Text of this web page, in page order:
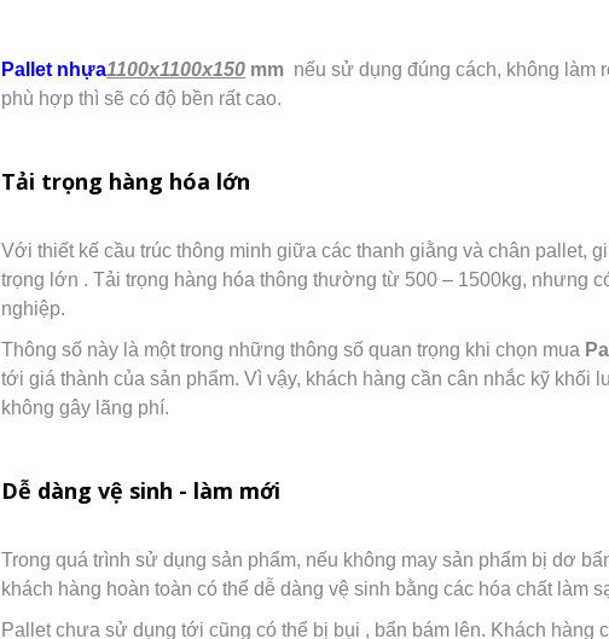
Pallet nhựa1100x1100x150 mm nếu sử dụng đúng cách, không làm
phù hợp thì sẽ có độ bền rất cao.
Tải trọng hàng hóa lớn
Với thiết kế cầu trúc thông minh giữa các thanh giằng và chân pallet,
trọng lớn . Tải trọng hàng hóa thông thường từ 500 – 1500kg, nhưng
nghiệp.
Thông số này là một trong những thông số quan trọng khi chọn mua
tới giá thành của sản phẩm. Vì vậy, khách hàng cần cân nhắc kỹ
không gây lãng phí.
Dễ dàng vệ sinh - làm mới
Trong quá trình sử dụng sản phẩm, nếu không may sản phẩm bị dơ
khách hàng hoàn toàn có thể dễ dàng vệ sinh bằng các hóa chất làm
Pallet chưa sử dụng tới cũng có thể bị bụi , bẩn bám lên. Khách